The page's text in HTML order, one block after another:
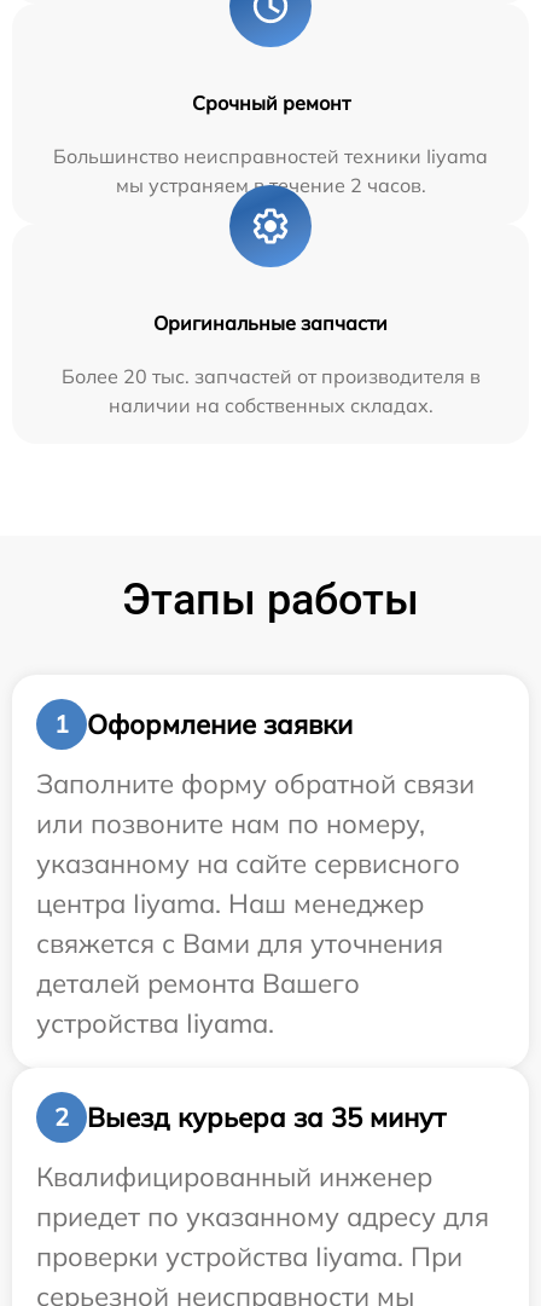
Срочный ремонт
Большинство неисправностей техники Iiyama
мы устраняем в течение 2 часов.
Оригинальные запчасти
Более 20 тыс. запчастей от производителя в
наличии на собственных складах.
Этапы работы
1
Оформление заявки
Заполните форму обратной связи
или позвоните нам по номеру,
указанному на сайте сервисного
центра Iiyama. Наш менеджер
свяжется с Вами для уточнения
деталей ремонта Вашего
устройства Iiyama.
2
Выезд курьера за 35 минут
Квалифицированный инженер
приедет по указанному адресу для
проверки устройства Iiyama. При
серьезной неисправности мы